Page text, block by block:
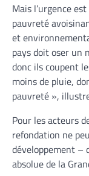
Mais l’urgence
pauvreté
et
pays doit oser un
donc ils coupent
moins de pluie,
pauvreté »,
Pour les acteurs
refondation ne
développement
absolue de la